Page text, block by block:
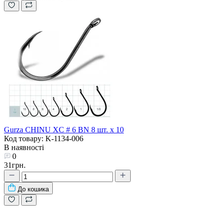
Gurza CHINU XC # 6 BN 8 шт. х 10
Код товару: K-1134-006
В наявності
0
31грн.
До кошика